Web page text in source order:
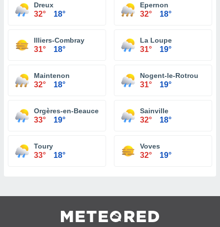
Dreux
32° 18°
Epernon
32° 18°
Illiers-Combray
31° 18°
La Loupe
31° 19°
Maintenon
32° 18°
Nogent-le-Rotrou
31° 19°
Orgères-en-Beauce
33° 19°
Sainville
32° 18°
Toury
33° 18°
Voves
32° 19°